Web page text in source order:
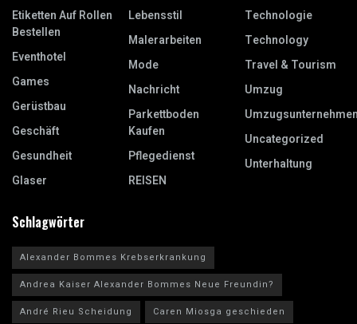
Etiketten Auf Rollen
Bestellen
Eventhotel
Games
Gerüstbau
Geschäft
Gesundheit
Glaser
Lebensstil
Malerarbeiten
Mode
Nachricht
Parkettboden
Kaufen
Pflegedienst
REISEN
Technologie
Technology
Travel & Tourism
Umzug
Uncategorized
Unterhaltung
Schlagwörter
Alexander Bommes Krebserkrankung
Andrea Kaiser Alexander Bommes Neue Freundin?
André Rieu Scheidung
Caren Miosga geschieden